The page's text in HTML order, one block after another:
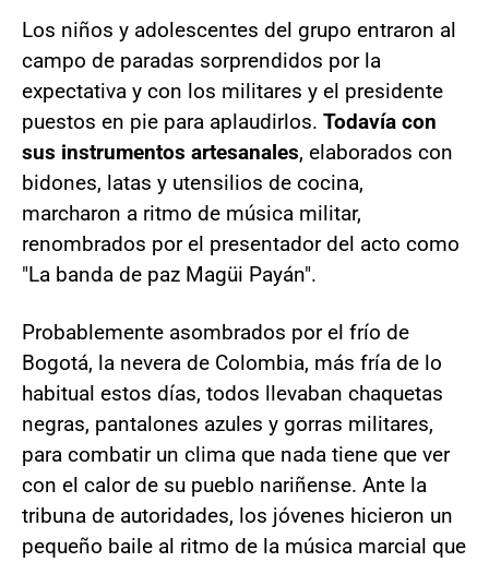
Los niños y adolescentes del grupo entraron al
campo de paradas sorprendidos por la
expectativa y con los militares y el presidente
puestos en pie para aplaudirlos. Todavía con
sus instrumentos artesanales, elaborados con
bidones, latas y utensilios de cocina,
marcharon a ritmo de música militar,
renombrados por el presentador del acto como
"La banda de paz Magüi Payán".
Probablemente asombrados por el frío de
Bogotá, la nevera de Colombia, más fría de lo
habitual estos días, todos llevaban chaquetas
negras, pantalones azules y gorras militares,
para combatir un clima que nada tiene que ver
con el calor de su pueblo nariñense. Ante la
tribuna de autoridades, los jóvenes hicieron un
pequeño baile al ritmo de la música marcial que